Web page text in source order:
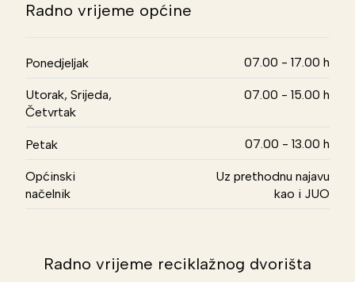
Radno vrijeme općine
Ponedjeljak 07.00 - 17.00 h
Utorak, Srijeda,
Četvrtak
07.00 - 15.00 h
Petak 07.00 - 13.00 h
Općinski
načelnik
Uz prethodnu najavu
kao i JUO
Radno vrijeme reciklažnog dvorišta